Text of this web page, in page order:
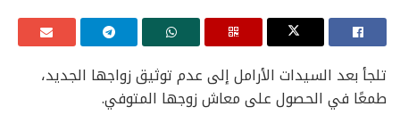
تلجأ بعد السيدات الأرامل إلى عدم توثيق زواجها الجديد،
طمعًا في الحصول على معاش زوجها المتوفي.